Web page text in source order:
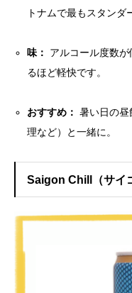
トナムで最もスタンダ
味：
アルコール度数
るほど軽快です。
おすすめ： 暑い日の昼
理など）と一緒に。
Saigon Chill（サイ